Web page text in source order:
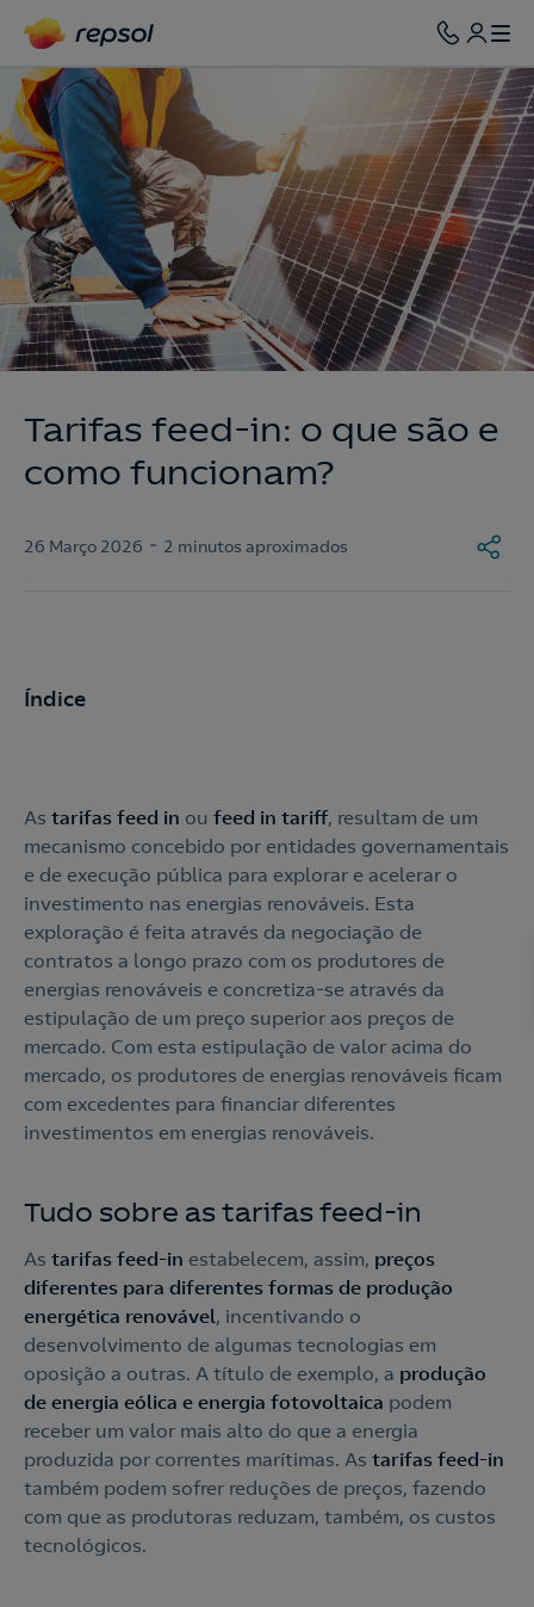
Tarifas feed-in: o que são e
como funcionam?
26 Março 2026 - 2 minutos aproximados
As tarifas feed in ou feed in tariff, resultam de um
mecanismo concebido por entidades governamentais
e de execução pública para explorar e acelerar o
investimento nas energias renováveis. Esta
exploração é feita através da negociação de
contratos a longo prazo com os produtores de
energias renováveis e concretiza-se através da
estipulação de um preço superior aos preços de
mercado. Com esta estipulação de valor acima do
mercado, os produtores de energias renováveis ficam
com excedentes para financiar diferentes
investimentos em energias renováveis.
Tudo sobre as tarifas feed-in
As tarifas feed-in estabelecem, assim, preços
diferentes para diferentes formas de produção
energética renovável, incentivando o
desenvolvimento de algumas tecnologias em
oposição a outras. A título de exemplo, a produção
de energia eólica e energia fotovoltaica podem
receber um valor mais alto do que a energia
produzida por correntes marítimas. As tarifas feed-in
também podem sofrer reduções de preços, fazendo
com que as produtoras reduzam, também, os custos
tecnológicos.
Índice